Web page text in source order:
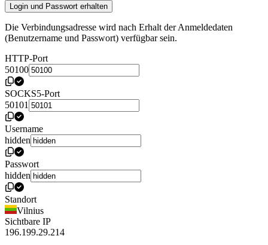
Login und Passwort erhalten
Die Verbindungsadresse wird nach Erhalt der Anmeldedaten
(Benutzername und Passwort) verfügbar sein.
HTTP-Port
50100
SOCKS5-Port
50101
Username
hidden
Passwort
hidden
Standort
Vilnius
Sichtbare IP
196.199.29.214